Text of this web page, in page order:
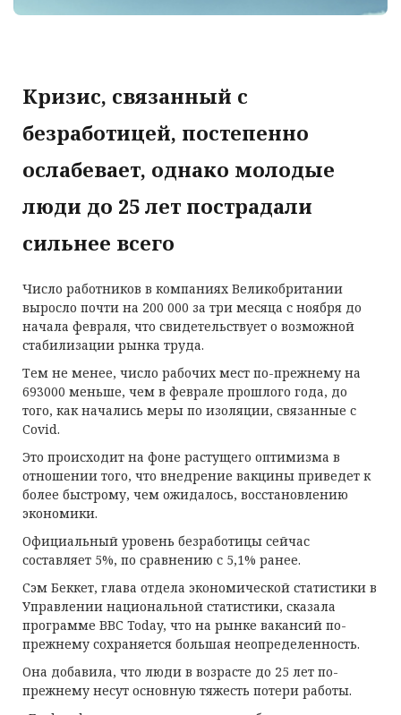
Кризис, связанный с
безработицей, постепенно
ослабевает, однако молодые
люди до 25 лет пострадали
сильнее всего
Число работников в компаниях Великобритании
выросло почти на 200 000 за три месяца с ноября до
начала февраля, что свидетельствует о возможной
стабилизации рынка труда.
Тем не менее, число рабочих мест по-прежнему на
693000 меньше, чем в феврале прошлого года, до
того, как начались меры по изоляции, связанные с
Covid.
Это происходит на фоне растущего оптимизма в
отношении того, что внедрение вакцины приведет к
более быстрому, чем ожидалось, восстановлению
экономики.
Официальный уровень безработицы сейчас
составляет 5%, по сравнению с 5,1% ранее.
Сэм Беккет, глава отдела экономической статистики в
Управлении национальной статистики, сказала
программе BBC Today, что на рынке вакансий по-
прежнему сохраняется большая неопределенность.
Она добавила, что люди в возрасте до 25 лет по-
прежнему несут основную тяжесть потери работы.